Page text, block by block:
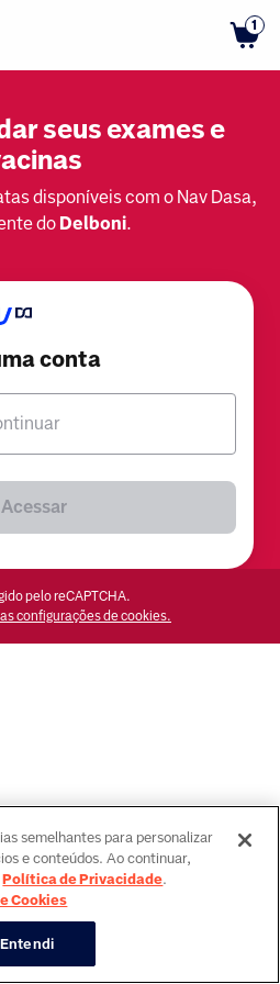
1
seus exames e
disponíveis com o Nav Dasa,
do Delboni.
conta
Acessar
pelo reCAPTCHA.
configurações de cookies.
semelhantes para personalizar
e conteúdos. Ao continuar,
Política de Privacidade.
Cookies
Entendi